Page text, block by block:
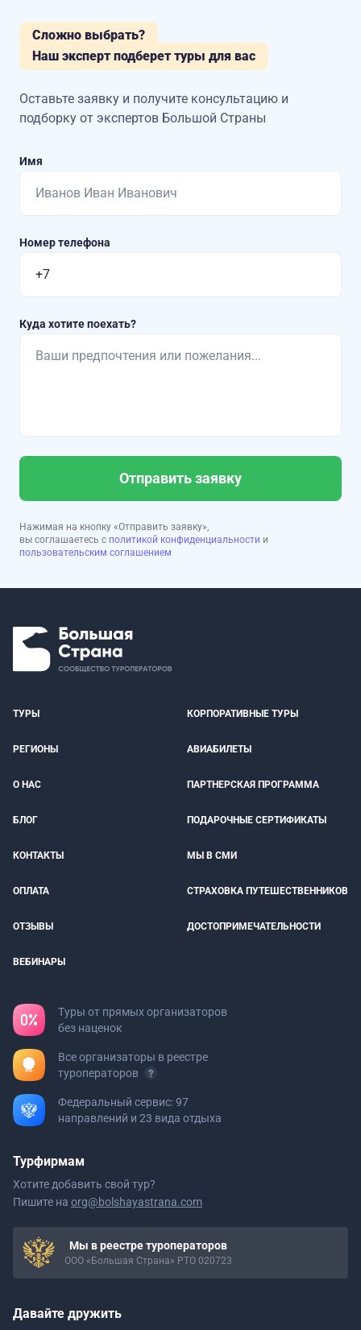
Сложно выбрать?
Наш эксперт подберет туры для вас
Оставьте заявку и получите консультацию и
подборку от экспертов Большой Страны
Имя
Номер телефона
Куда хотите поехать?
Отправить заявку
Нажимая на кнопку «Отправить заявку»,
вы соглашаетесь с политикой конфиденциальности и
пользовательским соглашением
ТУРЫ КОРПОРАТИВНЫЕ ТУРЫ
РЕГИОНЫ АВИАБИЛЕТЫ
О НАС ПАРТНЕРСКАЯ ПРОГРАММА
БЛОГ ПОДАРОЧНЫЕ СЕРТИФИКАТЫ
КОНТАКТЫ МЫ В СМИ
ОПЛАТА СТРАХОВКА ПУТЕШЕСТВЕННИКОВ
ОТЗЫВЫ ДОСТОПРИМЕЧАТЕЛЬНОСТИ
ВЕБИНАРЫ
Туры от прямых организаторов
без наценок
Все организаторы в реестре
туроператоров
Федеральный сервис: 97
направлений и 23 вида отдыха
Турфирмам
Хотите добавить свой тур?
Пишите на org@bolshayastrana.com
Мы в реестре туроператоров
ООО «Большая Страна» РТО 020723
Давайте дружить